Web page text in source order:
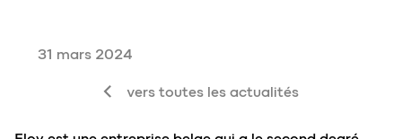
31 mars 2024
vers toutes les actualités